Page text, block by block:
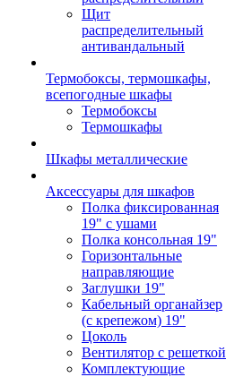
Щит
распределительный
антивандальный
Термобоксы, термошкафы,
всепогодные шкафы
Термобоксы
Термошкафы
Шкафы металлические
Аксессуары для шкафов
Полка фиксированная
19" с ушами
Полка консольная 19"
Горизонтальные
направляющие
Заглушки 19"
Кабельный органайзер
(с крепежом) 19"
Цоколь
Вентилятор с решеткой
Комплектующие